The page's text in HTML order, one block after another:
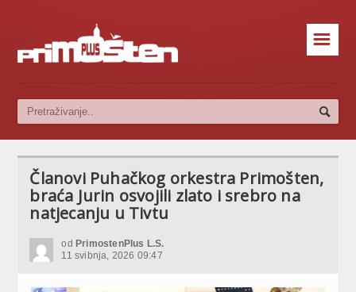
☰
Članovi Puhačkog orkestra Primošten,
braća Jurin osvojili zlato i srebro na
natjecanju u Tivtu
od PrimostenPlus L.S.
11 svibnja, 2026 09:47